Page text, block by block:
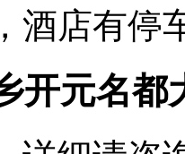
酒店有停
开元名都